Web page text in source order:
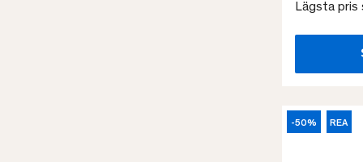
Lägsta pris
-50% REA